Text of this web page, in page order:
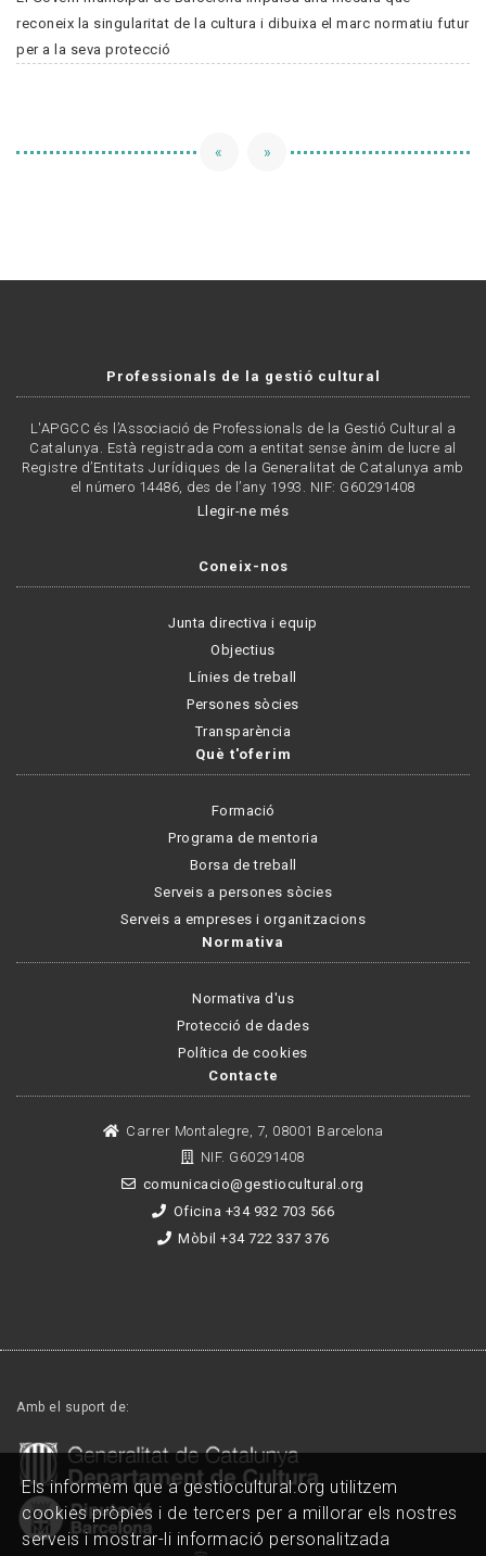
reconeix la singularitat de la cultura i dibuixa el marc normatiu futur
per a la seva protecció
« »
Professionals de la gestió cultural
L'APGCC és l’Associació de Professionals de la Gestió Cultural a
Catalunya. Està registrada com a entitat sense ànim de lucre al
Registre d’Entitats Jurídiques de la Generalitat de Catalunya amb
el número 14486, des de l’any 1993. NIF: G60291408
Llegir-ne més
Coneix-nos
Junta directiva i equip
Objectius
Línies de treball
Persones sòcies
Transparència
Què t'oferim
Formació
Programa de mentoria
Borsa de treball
Serveis a persones sòcies
Serveis a empreses i organitzacions
Normativa
Normativa d'us
Protecció de dades
Política de cookies
Contacte
Carrer Montalegre, 7, 08001 Barcelona
NIF. G60291408
comunicacio@gestiocultural.org
Oficina +34 932 703 566
Mòbil +34 722 337 376
Amb el suport de:
Els informem que a gestiocultural.org utilitzem
cookies pròpies i de tercers per a millorar els nostres
serveis i mostrar-li informació personalitzada